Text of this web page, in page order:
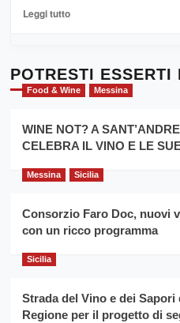
Sicilia
l’
evento
per
la
filiera
grano
Leggi tuttoLeggi
Cronoscalata
Giarre
Montesalice
per
il
anno
Franco
Caruso
POTRESTI ESSERTI
Food & Wine Messina
WINE NOT? A
CELEBRA IL VINO E LE
Messina Sicilia
Consorzio Faro Doc, nuovi
con un ricco programma
Sicilia
Strada del Vino e dei Sapori
Regione per il progetto di